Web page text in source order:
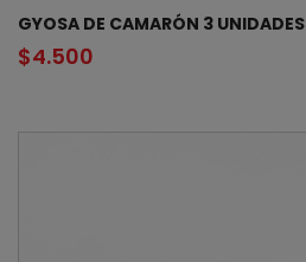
GYOSA DE CAMARÓN 3 UNIDADES
$4.500